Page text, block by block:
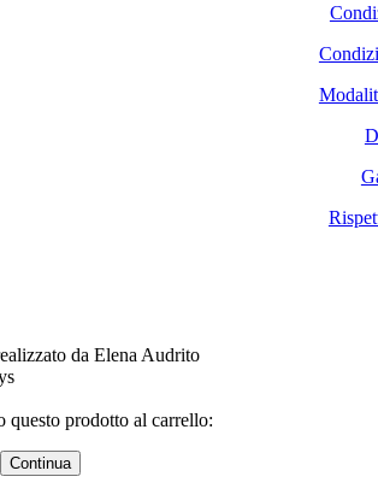
da Elena Audrito
questo prodotto al carrello:
Continua